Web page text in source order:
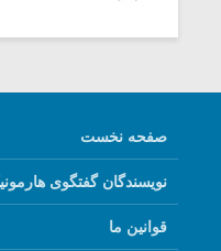
صفحه نخست
نویسندگان گفتگوی
قوانین ما